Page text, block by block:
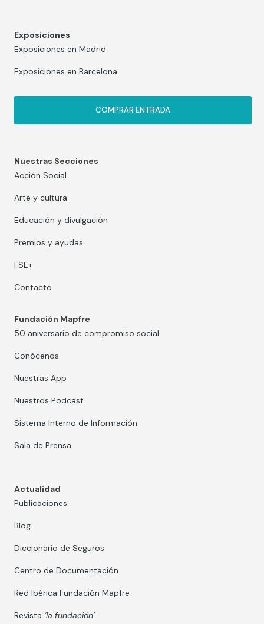
Exposiciones
Exposiciones en Madrid
Exposiciones en Barcelona
COMPRAR ENTRADA
Nuestras Secciones
Acción Social
Arte y cultura
Educación y divulgación
Premios y ayudas
FSE+
Contacto
Fundación Mapfre
50 aniversario de compromiso social
Conócenos
Nuestras App
Nuestros Podcast
Sistema Interno de Información
Sala de Prensa
Actualidad
Publicaciones
Blog
Diccionario de Seguros
Centro de Documentación
Red Ibérica Fundación Mapfre
Revista ‘la fundación’